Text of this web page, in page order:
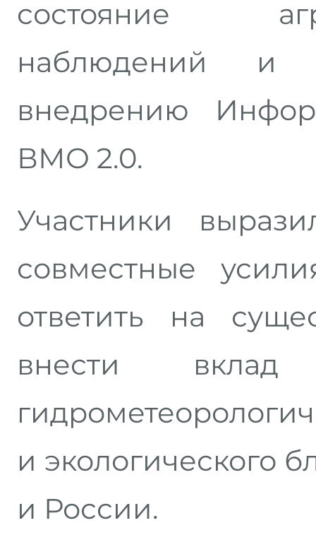
состояние
наблюдений
внедрению
ВМО 2.0.
Участники
совместные
ответить на
внести
и экологического
и России.